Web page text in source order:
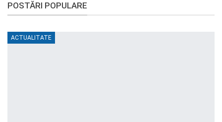
POSTĂRI POPULARE
ACTUALITATE